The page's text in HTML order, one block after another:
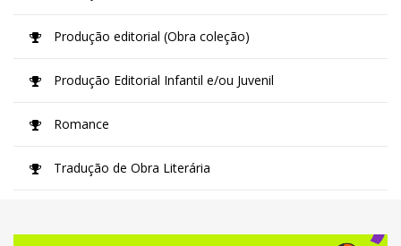
Produção editorial (Obra coleção)
Produção Editorial Infantil e/ou Juvenil
Romance
Tradução de Obra Literária